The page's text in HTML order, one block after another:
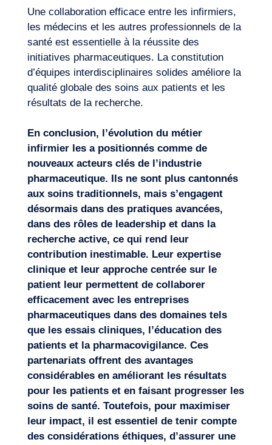
Une collaboration efficace entre les infirmiers,
les médecins et les autres professionnels de la
santé est essentielle à la réussite des
initiatives pharmaceutiques. La constitution
d’équipes interdisciplinaires solides améliore la
qualité globale des soins aux patients et les
résultats de la recherche.
En conclusion, l’évolution du métier
infirmier les a positionnés comme de
nouveaux acteurs clés de l’industrie
pharmaceutique. Ils ne sont plus cantonnés
aux soins traditionnels, mais s’engagent
désormais dans des pratiques avancées,
dans des rôles de leadership et dans la
recherche active, ce qui rend leur
contribution inestimable. Leur expertise
clinique et leur approche centrée sur le
patientleur permettent de collaborer
efficacement avec les entreprises
pharmaceutiques dans des domaines tels
que les essais cliniques, l’éducation des
patients et la pharmacovigilance. Ces
partenariats offrent des avantages
considérables en améliorant les résultats
pour les patients et en faisant progresser les
soins de santé. Toutefois, pour maximiser
leur impact, il est essentiel de tenir compte
des considérations éthiques, d’assurer une